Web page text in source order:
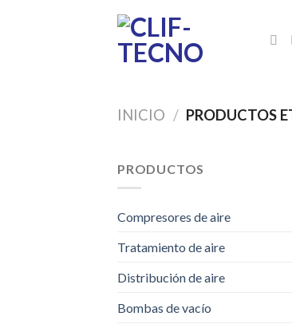
INICIO / PRODUCTOS
PRODUCTOS
Compresores de aire
Tratamiento de aire
Distribución de aire
Bombas de vacío